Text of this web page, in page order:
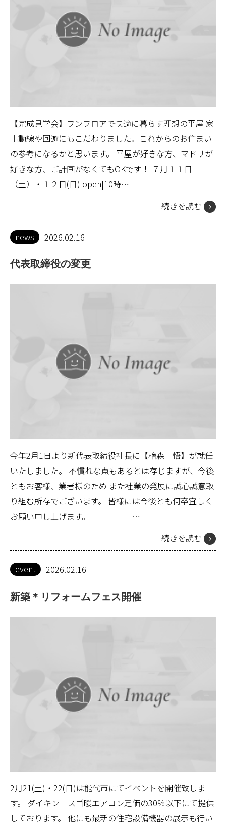
【完成見学会】ワンフロアで快適に暮らす理想の平屋 家
事動線や回遊にもこだわりました。これからのお住まい
の参考になるかと思います。 平屋が好きな方、マドリが
好きな方、ご計画がなくてもOKです！ ７月１１日
（土）・１２日(日) open|10時…
続きを読む
news 2026.02.16
代表取締役の変更
今年2月1日より新代表取締役社長に【檜森 悟】が就任
いたしました。 不慣れな点もあるとは存じますが、今後
ともお客様、業者様のため また社業の発展に誠心誠意取
り組む所存でございます。 皆様には今後とも何卒宜しく
お願い申し上げます。 …
続きを読む
event 2026.02.16
新築＊リフォームフェス開催
2月21(土)・22(日)は能代市にてイベントを開催致しま
す。 ダイキン スゴ暖エアコン定価の30％以下にて提供
しております。 他にも最新の住宅設備機器の展示も行い